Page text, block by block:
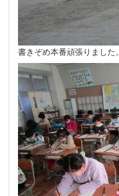
書きぞめ本番頑張りました。